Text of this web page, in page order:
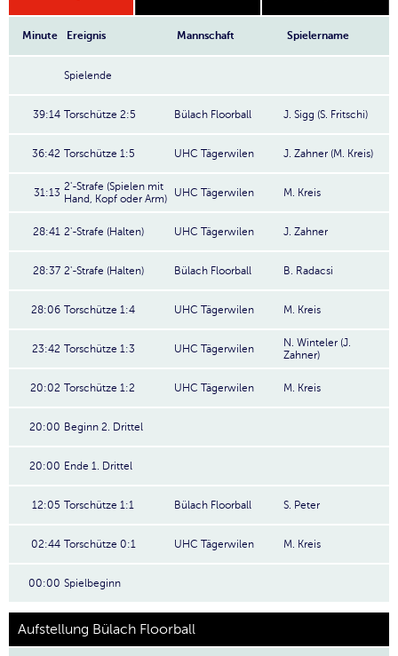
Minute Ereignis Mannschaft Spielername
Spielende
39:14 Torschütze 2:5 Bülach Floorball J. Sigg (S. Fritschi)
36:42 Torschütze 1:5 UHC Tägerwilen J. Zahner (M. Kreis)
31:13 2'-Strafe (Spielen mit
Hand, Kopf oder Arm)
UHC Tägerwilen M. Kreis
28:41 2'-Strafe (Halten) UHC Tägerwilen J. Zahner
28:37 2'-Strafe (Halten) Bülach Floorball B. Radacsi
28:06 Torschütze 1:4 UHC Tägerwilen M. Kreis
23:42 Torschütze 1:3 UHC Tägerwilen
N. Winteler (J.
Zahner)
20:02 Torschütze 1:2 UHC Tägerwilen M. Kreis
20:00 Beginn 2. Drittel
20:00 Ende 1. Drittel
12:05 Torschütze 1:1 Bülach Floorball S. Peter
02:44 Torschütze 0:1 UHC Tägerwilen M. Kreis
00:00 Spielbeginn
Aufstellung Bülach Floorball